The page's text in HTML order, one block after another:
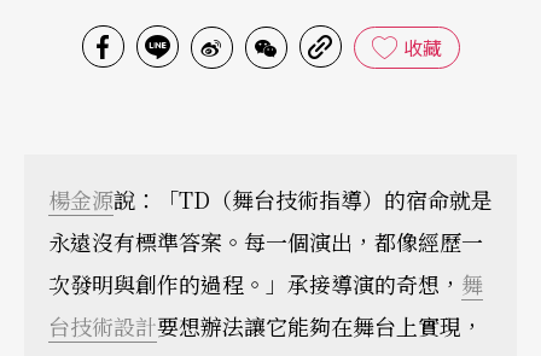
收藏
楊金源說：「TD（舞台技術指導）的宿命就是
永遠沒有標準答案。每一個演出，都像經歷一
次發明與創作的過程。」承接導演的奇想， 舞
台技術設計要想辦法讓它能夠在舞台上實現，